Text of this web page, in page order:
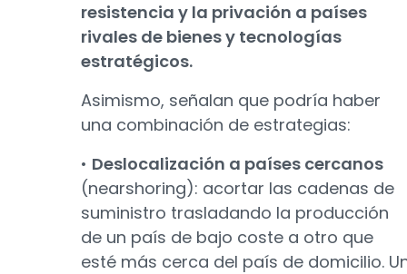
resistencia y la privación a países
rivales de bienes y tecnologías
estratégicos.
Asimismo, señalan que podría haber
una combinación de estrategias:
• Deslocalización a países cercanos
(nearshoring): acortar las cadenas de
suministro trasladando la producción
de un país de bajo coste a otro que
esté más cerca del país de domicilio.